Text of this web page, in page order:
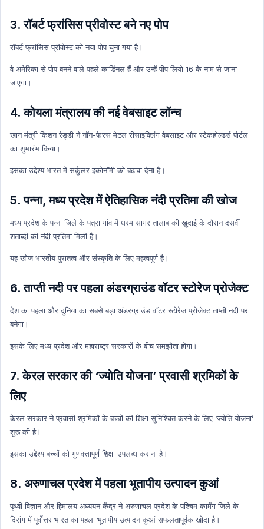
NATIONAL HINDI
World Economy
MP GK HIndi
Defense Technology
Defense Technology Hindi
Daily Current Affairs
International organization
International organization Hindi
New Appointment
New Appointment Hindi
Indian History Hindi
Prize
Prize Hindi
Geography
Agriculture
Agriculture Hindi
Human Geography
Human Geography Hindi
Economics
Health
Health Hindi
Ncert Concept
3. रॉबर्ट फ्रांसिस प्रीवोस्ट बने नए पोप
रॉबर्ट फ्रांसिस प्रीवोस्ट को नया पोप चुना गया है।
वे अमेरिका से पोप बनने वाले पहले कार्डिनल हैं और उन्हें पीप लियो 16 के नाम से जाना
जाएगा।
4. कोयला मंत्रालय की नई वेबसाइट लॉन्च
खान मंत्री किशन रेड्डी ने नॉन-फेरस मेटल रीसाइक्लिंग वेबसाइट और स्टेकहोल्डर्स पोर्टल
का शुभारंभ किया।
इसका उद्देश्य भारत में सर्कुलर इकोनॉमी को बढ़ावा देना है।
5. पन्ना, मध्य प्रदेश में ऐतिहासिक नंदी प्रतिमा की खोज
मध्य प्रदेश के पन्ना जिले के पत्रा गांव में धरम सागर तालाब की खुदाई के दौरान दसवीं
शताब्दी की नंदी प्रतिमा मिली है।
यह खोज भारतीय पुरातत्व और संस्कृति के लिए महत्वपूर्ण है।
6. ताप्ती नदी पर पहला अंडरग्राउंड वॉटर स्टोरेज प्रोजेक्ट
देश का पहला और दुनिया का सबसे बड़ा अंडरग्राउंड वॉटर स्टोरेज प्रोजेक्ट ताप्ती नदी पर
बनेगा।
इसके लिए मध्य प्रदेश और महाराष्ट्र सरकारों के बीच समझौता होगा।
7. केरल सरकार की ‘ज्योति योजना’ प्रवासी श्रमिकों के
लिए
केरल सरकार ने प्रवासी श्रमिकों के बच्चों की शिक्षा सुनिश्चित करने के लिए ‘ज्योति योजना’
शुरू की है।
इसका उद्देश्य बच्चों को गुणवत्तापूर्ण शिक्षा उपलब्ध कराना है।
8. अरुणाचल प्रदेश में पहला भूतापीय उत्पादन कुआं
पृथ्वी विज्ञान और हिमालय अध्ययन केंद्र ने अरुणाचल प्रदेश के पश्चिम कामेंग जिले के
दिरांग में पूर्वोत्तर भारत का पहला भूतापीय उत्पादन कुआं सफलतापूर्वक खोदा है।